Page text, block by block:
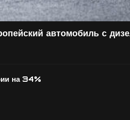
автомобиль с
на 34%